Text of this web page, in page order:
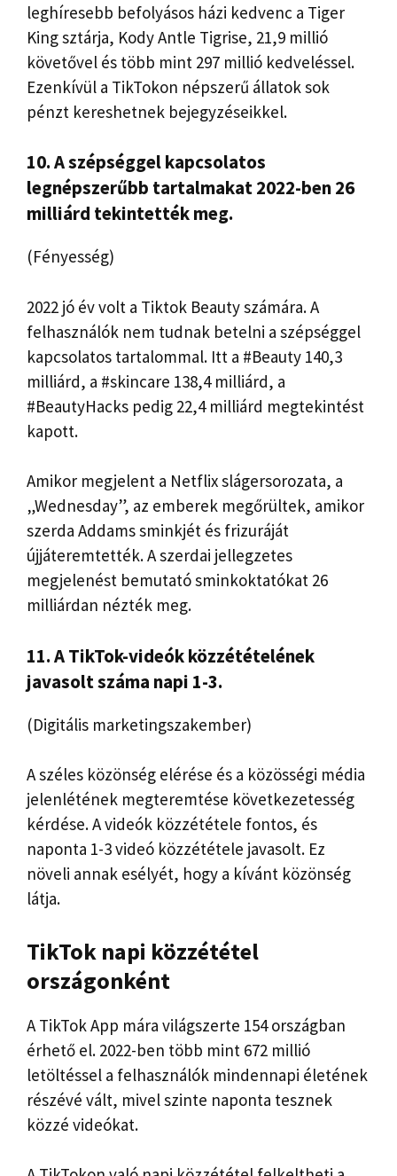
leghíresebb befolyásos házi kedvenc a Tiger
King sztárja, Kody Antle Tigrise, 21,9 millió
követővel és több mint 297 millió kedveléssel.
Ezenkívül a TikTokon népszerű állatok sok
pénzt kereshetnek bejegyzéseikkel.
10. A szépséggel kapcsolatos
legnépszerűbb tartalmakat 2022-ben 26
milliárd tekintették meg.
(Fényesség)
2022 jó év volt a Tiktok Beauty számára. A
felhasználók nem tudnak betelni a szépséggel
kapcsolatos tartalommal. Itt a #Beauty 140,3
milliárd, a #skincare 138,4 milliárd, a
#BeautyHacks pedig 22,4 milliárd megtekintést
kapott.
Amikor megjelent a Netflix slágersorozata, a
„Wednesday”, az emberek megőrültek, amikor
szerda Addams sminkjét és frizuráját
újjáteremtették. A szerdai jellegzetes
megjelenést bemutató sminkoktatókat 26
milliárdan nézték meg.
11. A TikTok-videók közzétételének
javasolt száma napi 1-3.
(Digitális marketingszakember)
A széles közönség elérése és a közösségi média
jelenlétének megteremtése következetesség
kérdése. A videók közzététele fontos, és
naponta 1-3 videó közzététele javasolt. Ez
növeli annak esélyét, hogy a kívánt közönség
látja.
TikTok napi közzététel
országonként
A TikTok App mára világszerte 154 országban
érhető el. 2022-ben több mint 672 millió
letöltéssel a felhasználók mindennapi életének
részévé vált, mivel szinte naponta tesznek
közzé videókat.